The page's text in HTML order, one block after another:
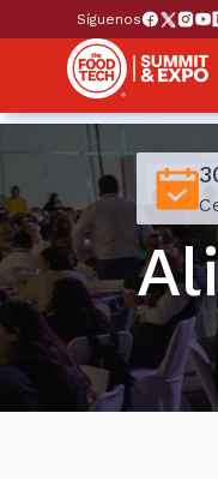
Síguenos